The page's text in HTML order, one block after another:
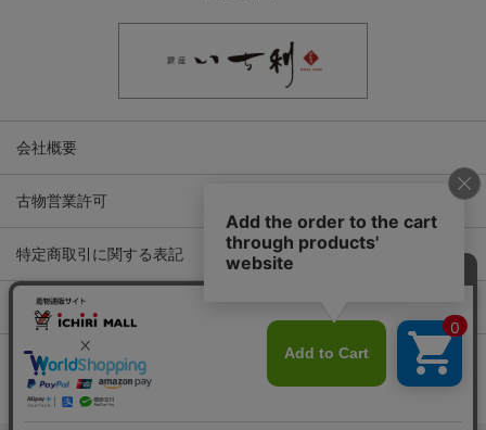
会社概要
古物営業許可
特定商取引に関する表記
プライバシーポリシー